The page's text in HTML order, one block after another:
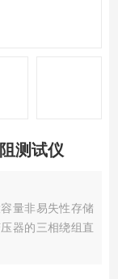
测试仪
量非易失性存储
器的三相绕组直